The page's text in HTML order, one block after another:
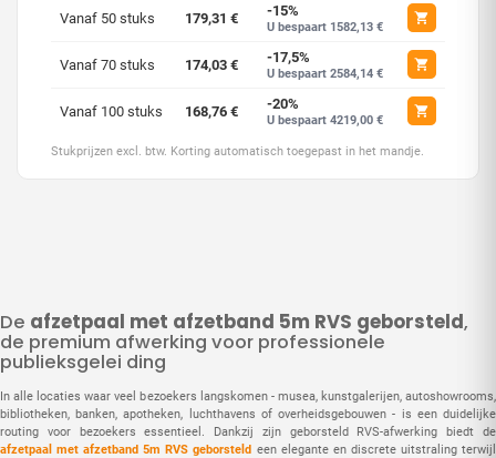
De afzetpaal met afzetband 5m RVS geborsteld,
de premium afwerking voor professionele
publieksgelei ding
In alle locaties waar veel bezoekers langskomen - musea, kunstgalerijen, autoshowrooms,
bibliotheken, banken, apotheken, luchthavens of overheidsgebouwen - is een duidelijke
routing voor bezoekers essentieel. Dankzij zijn geborsteld RVS-afwerking biedt de
afzetpaal met afzetband 5m RVS geborsteld een elegante en discrete uitstraling terwijl
Vanaf 50 stuks 179,31 € -15%
U bespaart 1582,13 €
Vanaf 70 stuks 174,03 € -17,5%
U bespaart 2584,14 €
Vanaf 100 stuks 168,76 € -20%
U bespaart 4219,00 €
Stukprijzen excl. btw. Korting automatisch toegepast in het mandje.